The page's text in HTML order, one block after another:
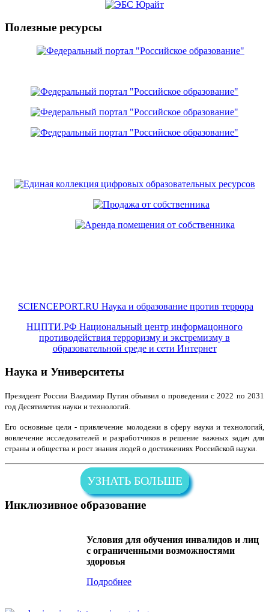
Полезные ресурсы
SCIENCEPORT.RU Наука и образование против террора
НЦПТИ.РФ Национальный центр информацонного
противодействия терроризму и экстремизму в
образовательной среде и сети Интернет
Наука и Университеты
Президент России Владимир Путин объявил о проведении с 2022 по 2031
год Десятилетия науки и технологий.
Его основные цели - привлечение молодежи в сферу науки и технологий,
вовлечение исследователей и разработчиков в решение важных задач для
страны и общества и рост знания людей о достижениях Российской науки.
УЗНАТЬ БОЛЬШЕ
Инклюзивное образование
Условия для обучения инвалидов и лиц
с ограниченными возможностями
здоровья
Подробнее